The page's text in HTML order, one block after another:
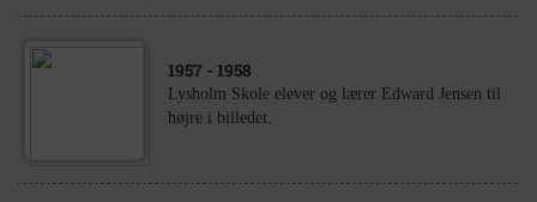
1957 - 1958
Lysholm Skole elever og lærer Edward Jensen til
højre i billedet.